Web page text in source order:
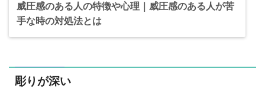
威圧感のある人の特徴や心理｜威圧感のある人が苦
手な時の対処法とは
彫りが深い